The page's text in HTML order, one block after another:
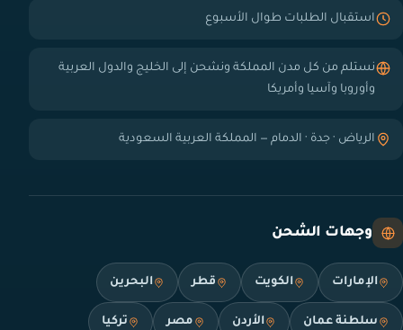
استقبال الطلبات طوال الأسبوع
نستلم من كل مدن المملكة ونشحن إلى الخليج والدول العربية
وأوروبا وآسيا وأمريكا
الرياض · جدة · الدمام — المملكة العربية السعودية
وجهات الشحن
الإمارات الكويت قطر البحرين
سلطنة عمان الأردن مصر تركيا